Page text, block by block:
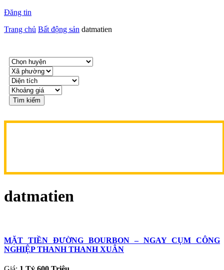
Đăng tin
Trang chủ Bất động sản datmatien
Tìm kiếm
datmatien
MẶT TIỀN ĐƯỜNG BOURBON – NGAY CỤM CÔNG
NGHIỆP THANH THANH XUÂN